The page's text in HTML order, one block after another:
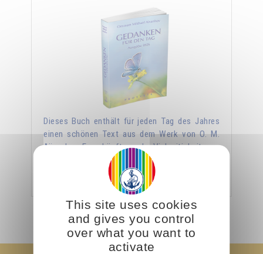
Dieses Buch enthält für jeden Tag des Jahres
einen schönen Text aus dem Werk von O. M.
Aïvanhov. Es schöpft aus der Vielseitigkeit, …
16.00CHF
This site uses cookies
and gives you control
over what you want to
activate